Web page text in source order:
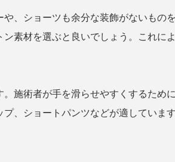
、ショーツも余分な装飾がないもの
素材を選ぶと良いでしょう。これに
施術者が手を滑らせやすくするため
、ショートパンツなどが適していま